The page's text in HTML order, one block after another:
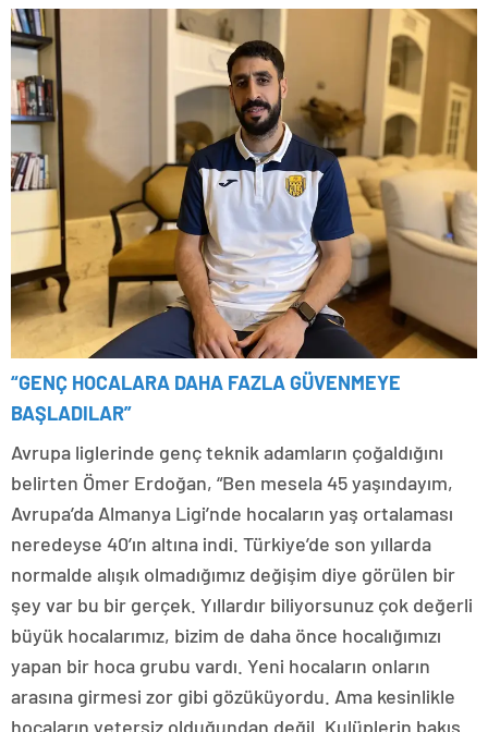
“GENÇ HOCALARA DAHA FAZLA GÜVENMEYE
BAŞLADILAR”
Avrupa liglerinde genç teknik adamların çoğaldığını
belirten Ömer Erdoğan, “Ben mesela 45 yaşındayım,
Avrupa’da Almanya Ligi’nde hocaların yaş ortalaması
neredeyse 40’ın altına indi. Türkiye’de son yıllarda
normalde alışık olmadığımız değişim diye görülen bir
şey var bu bir gerçek. Yıllardır biliyorsunuz çok değerli
büyük hocalarımız, bizim de daha önce hocalığımızı
yapan bir hoca grubu vardı. Yeni hocaların onların
arasına girmesi zor gibi gözüküyordu. Ama kesinlikle
hocaların yetersiz olduğundan değil. Kulüplerin bakış